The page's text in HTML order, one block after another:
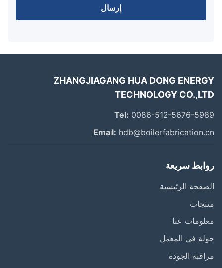
إرسال
ZHANGJIAGANG HUA DONG
TECHNOLOGY
Tel:0086-512-5676-
Email:
سريعة
الرئيسية
عنا
في المعمل
الجودة